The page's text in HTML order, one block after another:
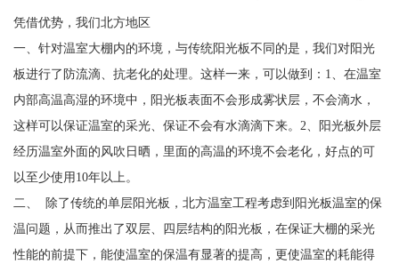
凭借优势，我们北方地区
一、针对温室大棚内的环境，与传统阳光板不同的是，我们对阳光
板进行了防流滴、抗老化的处理。这样一来，可以做到：1、在温室
内部高温高湿的环境中，阳光板表面不会形成雾状层，不会滴水，
这样可以保证温室的采光、保证不会有水滴滴下来。2、阳光板外层
经历温室外面的风吹日晒，里面的高温的环境不会老化，好点的可
以至少使用10年以上。
二、 除了传统的单层阳光板，北方温室工程考虑到阳光板温室的保
温问题，从而推出了双层、四层结构的阳光板，在保证大棚的采光
性能的前提下，能使温室的保温有显著的提高，更使温室的耗能得